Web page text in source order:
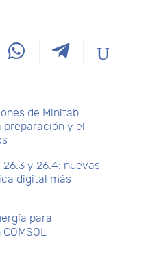
de Minitab
y el
y 26.4: nuevas
digital más
para